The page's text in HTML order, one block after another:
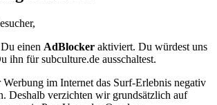
einen AdBlocker aktiviert. Du würdest uns
ihn für subculture.de ausschaltest.
im Internet das Surf-Erlebnis negativ
Deshalb verzichten wir grundsätzlich auf